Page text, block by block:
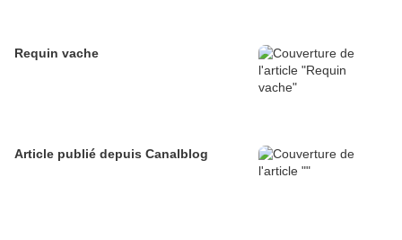
Requin vache
Article publié depuis Canalblog